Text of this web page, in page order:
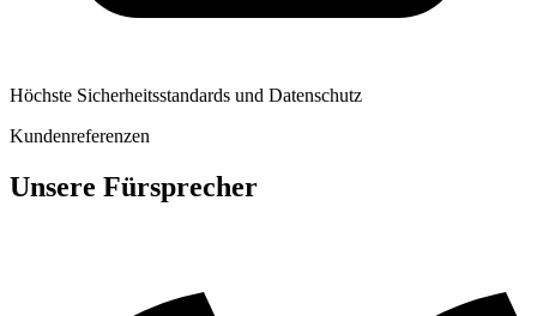
Höchste Sicherheitsstandards und Datenschutz
Kundenreferenzen
Unsere Fürsprecher